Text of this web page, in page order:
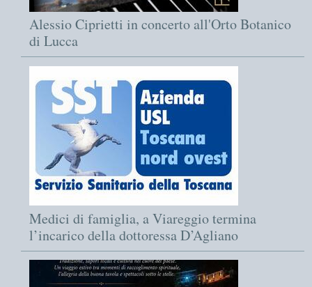
Alessio Ciprietti in concerto all'Orto Botanico
di Lucca
Medici di famiglia, a Viareggio termina
l’incarico della dottoressa D’Agliano